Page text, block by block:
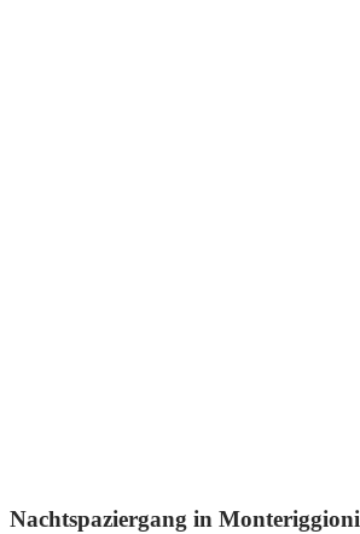
Nachtspaziergang in Monteriggioni